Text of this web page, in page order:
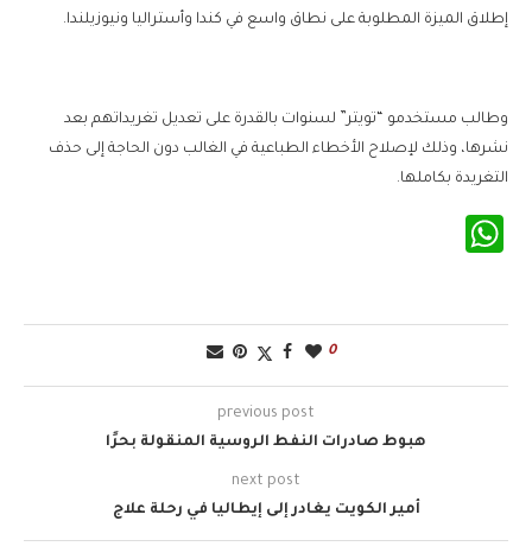
إطلاق الميزة المطلوبة على نطاق واسع في كندا وأستراليا ونيوزيلندا.
وطالب مستخدمو “تويتر” لسنوات بالقدرة على تعديل تغريداتهم بعد
نشرها، وذلك لإصلاح الأخطاء الطباعية في الغالب دون الحاجة إلى حذف
التغريدة بكاملها.
0
previous post
هبوط صادرات النفط الروسية المنقولة بحرًا
next post
أمير الكويت يغادر إلى إيطاليا في رحلة علاج